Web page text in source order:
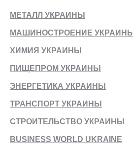
МЕТАЛЛ УКРАИНЫ
МАШИНОСТРОЕНИЕ УКРАИНЫ
ХИМИЯ УКРАИНЫ
ПИЩЕПРОМ УКРАИНЫ
ЭНЕРГЕТИКА УКРАИНЫ
ТРАНСПОРТ УКРАИНЫ
СТРОИТЕЛЬСТВО УКРАИНЫ
BUSINESS WORLD UKRAINE